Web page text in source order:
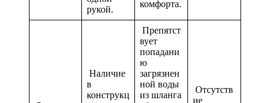
рукой.
комфорта.
Наличие
в
конструкц
Препятст
вует
попадани
ю
загрязнен
ной воды
из шланга
Отсутств
ие